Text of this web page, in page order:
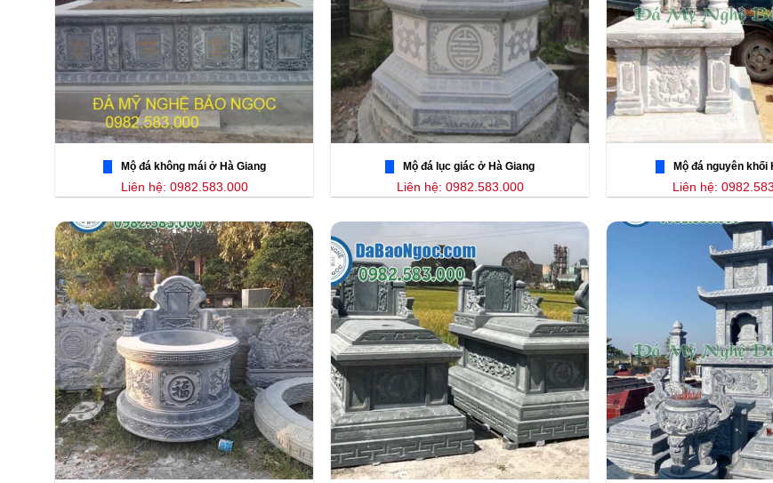
Mộ đá không mái ở Hà Giang
Liên hệ: 0982.583.000
Mộ đá lục giác ở Hà Giang
Liên hệ: 0982.583.000
Mộ đá nguyên khối
Liên hệ: